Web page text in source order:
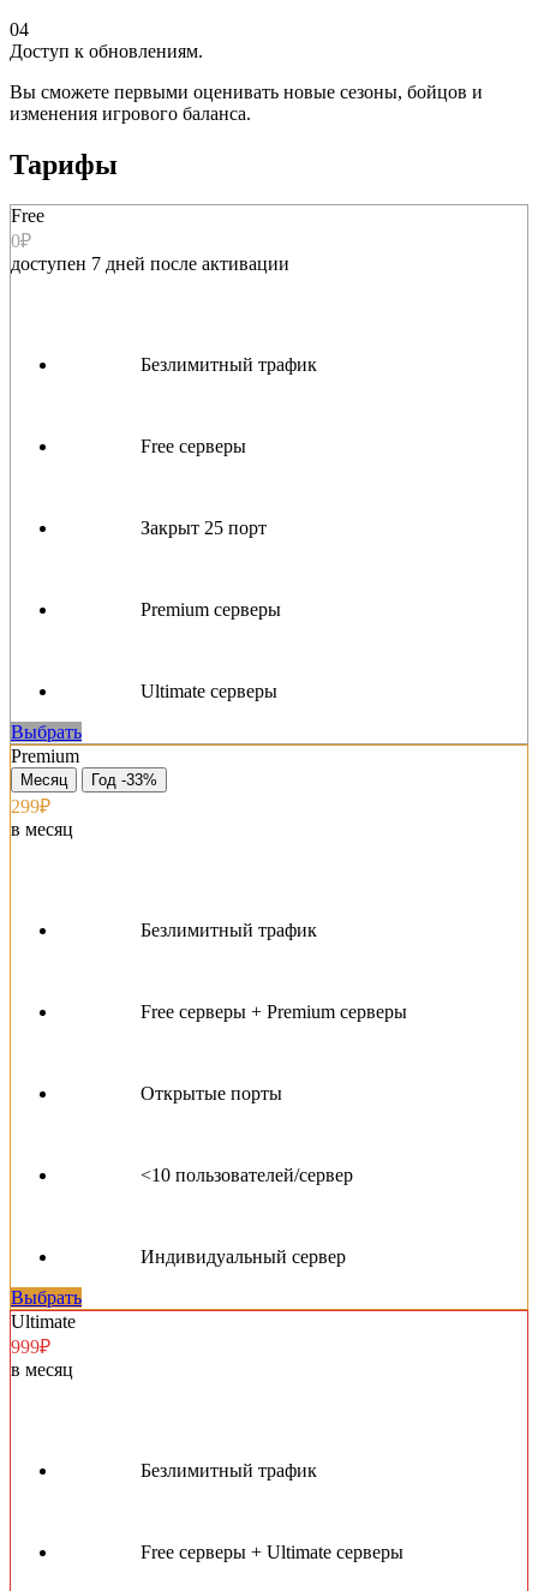
04
Доступ к обновлениям.
Вы сможете первыми оценивать новые сезоны, бойцов и
изменения игрового баланса.
Тарифы
Free
0₽
доступен 7 дней после активации
Безлимитный трафик
Free серверы
Закрыт 25 порт
Premium серверы
Ultimate серверы
Выбрать
Premium
Месяц Год -33%
299₽
в месяц
Безлимитный трафик
Free серверы + Premium серверы
Открытые порты
<10 пользователей/сервер
Индивидуальный сервер
Выбрать
Ultimate
999₽
в месяц
Безлимитный трафик
Free серверы + Ultimate серверы